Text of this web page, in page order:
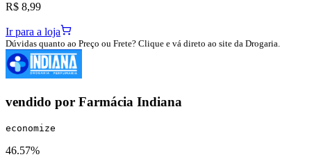
R$ 8,99
Ir para a loja
Dúvidas quanto ao Preço ou Frete? Clique e vá direto ao site da Drogaria.
vendido por Farmácia Indiana
economize
46.57%